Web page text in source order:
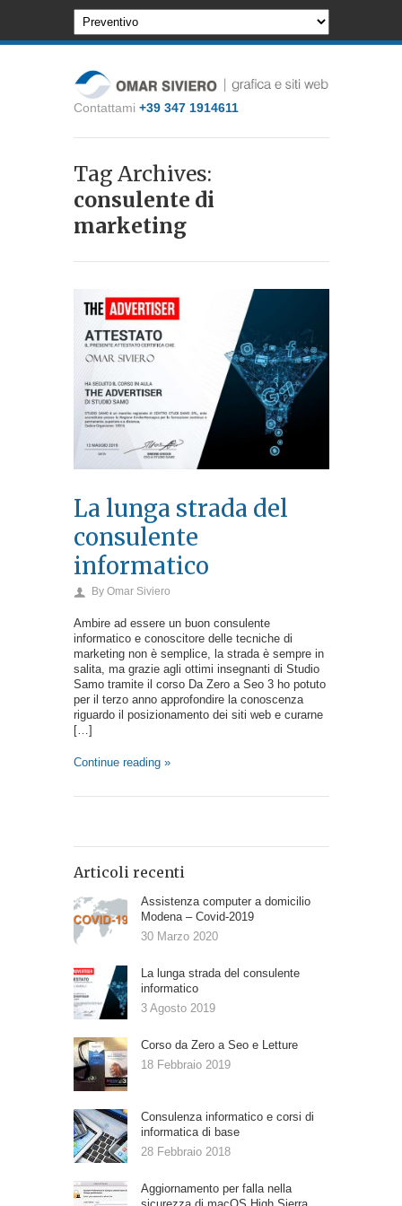
Contattami +39 347 1914611
Tag Archives:
consulente di
marketing
La lunga strada del
consulente
informatico
By Omar Siviero
Ambire ad essere un buon consulente
informatico e conoscitore delle tecniche di
marketing non è semplice, la strada è sempre in
salita, ma grazie agli ottimi insegnanti di Studio
Samo tramite il corso Da Zero a Seo 3 ho potuto
per il terzo anno approfondire la conoscenza
riguardo il posizionamento dei siti web e curarne
[…]
Continue reading »
Articoli recenti
Assistenza computer a domicilio
Modena – Covid-2019
30 Marzo 2020
La lunga strada del consulente
informatico
3 Agosto 2019
Corso da Zero a Seo e Letture
18 Febbraio 2019
Consulenza informatico e corsi di
informatica di base
28 Febbraio 2018
Aggiornamento per falla nella